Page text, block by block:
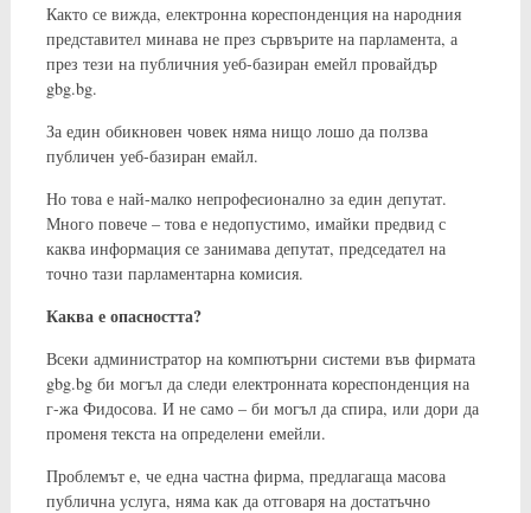
Както се вижда, електронна кореспонденция на народния
представител минава не през сървърите на парламента, а
през тези на публичния уеб-базиран емейл провайдър
gbg.bg.
За един обикновен човек няма нищо лошо да ползва
публичен уеб-базиран емайл.
Но това е най-малко непрофесионално за един депутат.
Много повече – това е недопустимо, имайки предвид с
каква информация се занимава депутат, председател на
точно тази парламентарна комисия.
Каква е опасността?
Всеки администратор на компютърни системи във фирмата
gbg.bg би могъл да следи електронната кореспонденция на
г-жа Фидосова. И не само – би могъл да спира, или дори да
променя текста на определени емейли.
Проблемът е, че една частна фирма, предлагаща масова
публична услуга, няма как да отговаря на достатъчно